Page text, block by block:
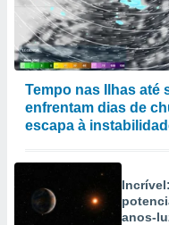
Tempo nas Ilhas até
enfrentam dias de
escapa à
anos-